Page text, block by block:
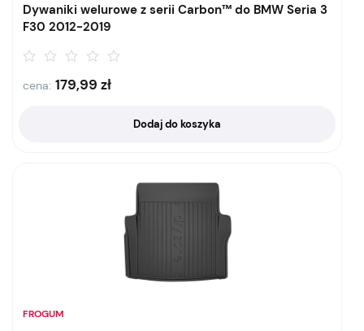
Dywaniki welurowe z serii Carbon™ do BMW Seria 3
F30 2012-2019
cena: 179,99 zł
Dodaj do koszyka
FROGUM